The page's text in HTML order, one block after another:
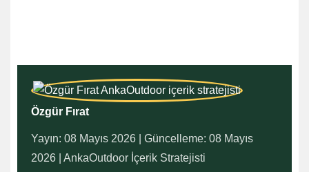
Özgür Fırat
Yayın: 08 Mayıs 2026 | Güncelleme: 08 Mayıs
2026 | AnkaOutdoor İçerik Stratejisti